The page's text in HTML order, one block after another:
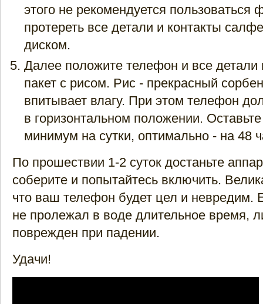
этого не рекомендуется
протереть все детали и контакты
диском.
Далее положите телефон и все детали
пакет с рисом. Рис - прекрасный
впитывает влагу. При этом телефон
в горизонтальном положении.
минимум на сутки, оптимально - на 48
По прошествии 1-2 суток достаньте
соберите и попытайтесь включить.
что ваш телефон будет цел и невредим.
не пролежал в воде длительное время,
поврежден при падении.
Удачи!